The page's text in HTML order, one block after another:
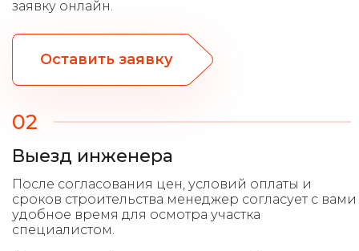
заявку онлайн.
Оставить заявку
02
Выезд инженера
После согласования цен, условий оплаты и
сроков строительства менеджер согласует с вами
удобное время для осмотра участка
специалистом.